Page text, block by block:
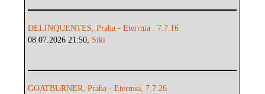
DELINQUENTES, Praha - Eterrnia . 7.7.16
08.07.2026 21:50, Siki
GOATBURNER, Praha - Etermia, 7.7.26